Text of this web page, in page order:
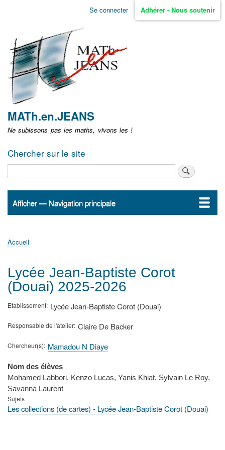
Aller
non
identifié
Se connecter Adhérer - Nous soutenir
MATh.en.JEANS
Ne subissons pas les maths, vivons les !
Chercher sur le site
Navigation
Afficher — Navigation principale
Accueil
ActualitésMATh.en.JEANS ?
Régions et Ateliers
Créer, gérer un atelier
Sujets/Publications
Congrès
d'Ariane
Accueil
Lycée Jean-Baptiste Corot
(Douai) 2025-2026
Etablissement Lycée Jean-Baptiste Corot (Douai)
Responsable de l'atelier Claire De Backer
Chercheur(s) Mamadou N Diaye
Nom des élèves
Mohamed Labbori, Kenzo Lucas, Yanis Khiat, Sylvain Le Roy,
Savanna Laurent
Sujets
Les collections (de cartes) - Lycée Jean-Baptiste Corot (Douai)